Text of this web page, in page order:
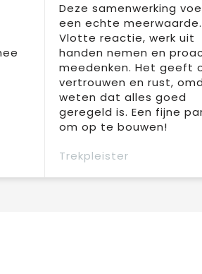
Deze samenwerking
een echte meerwaarde.
Vlotte reactie, werk uit
handen nemen en
meedenken. Het geeft
vertrouwen en rust,
weten dat alles goed
geregeld is. Een fijne
om op te bouwen!
Trekpleister